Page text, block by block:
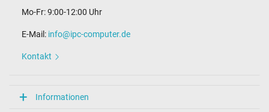
Mo-Fr: 9:00-12:00 Uhr
E-Mail: info@ipc-computer.de
Kontakt
Informationen